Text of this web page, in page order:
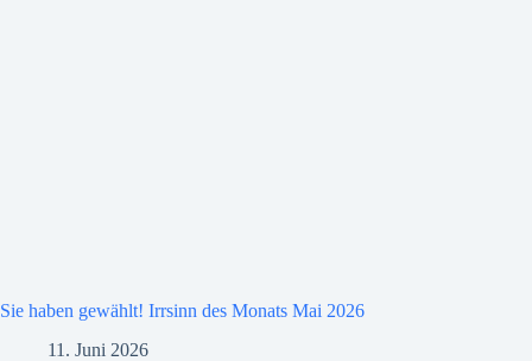
Sie haben gewählt! Irrsinn des Monats Mai 2026
11. Juni 2026